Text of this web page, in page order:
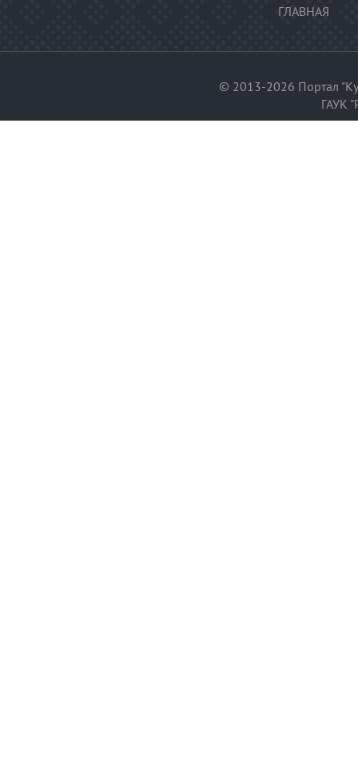
ГЛАВНАЯ
© 2013-2026 Портал
ГАУК